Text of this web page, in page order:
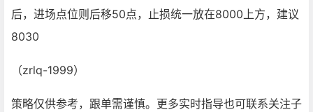
后，进场点位则后移50点，止损统一放在8000上方，建议
8030
（zrlq-1999）
策略仅供参考，跟单需谨慎。更多实时指导也可联系关注子